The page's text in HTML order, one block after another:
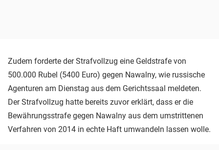
Zudem forderte der Strafvollzug eine Geldstrafe von
500.000 Rubel (5400 Euro) gegen Nawalny, wie russische
Agenturen am Dienstag aus dem Gerichtssaal meldeten.
Der Strafvollzug hatte bereits zuvor erklärt, dass er die
Bewährungsstrafe gegen Nawalny aus dem umstrittenen
Verfahren von 2014 in echte Haft umwandeln lassen wolle.